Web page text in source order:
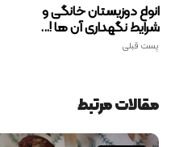
انواع دوزیستان خانگی و
شرایط نگهداری آن ها !...
پست قبلی
مقالات مرتبط